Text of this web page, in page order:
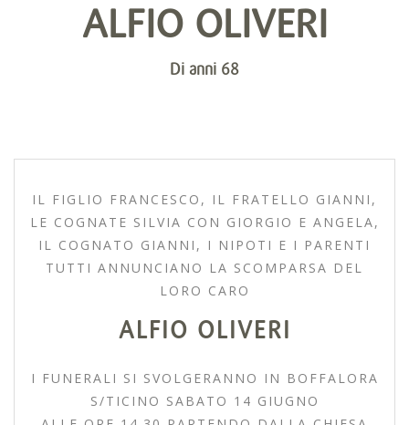
ALFIO OLIVERI
Di anni 68
IL FIGLIO FRANCESCO, IL FRATELLO GIANNI,
LE COGNATE SILVIA CON GIORGIO E ANGELA,
IL COGNATO GIANNI, I NIPOTI E I PARENTI
TUTTI ANNUNCIANO LA SCOMPARSA DEL
LORO CARO
ALFIO OLIVERI
I FUNERALI SI SVOLGERANNO IN BOFFALORA
S/TICINO SABATO 14 GIUGNO